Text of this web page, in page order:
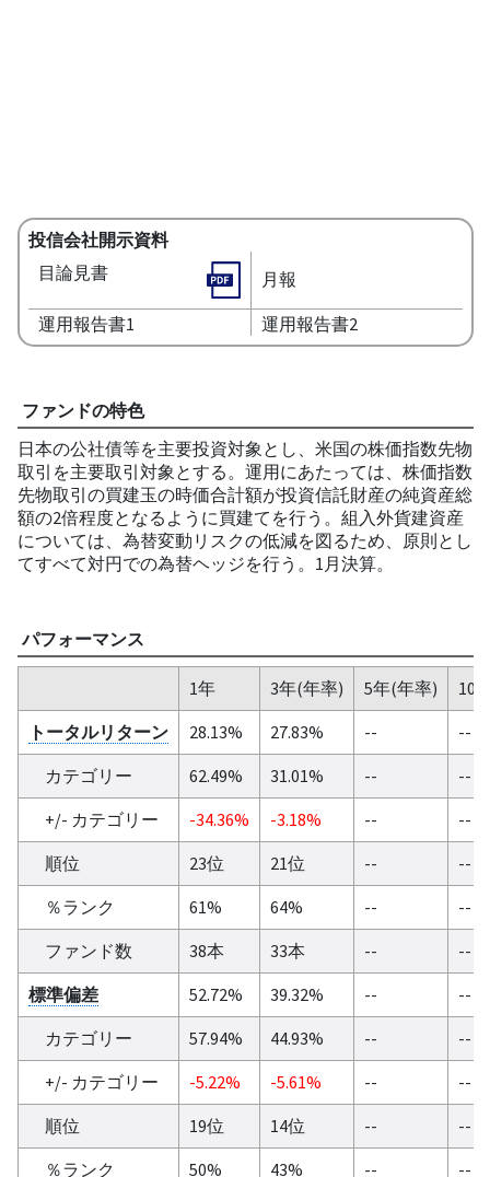
投信会社開示資料
目論見書
月報
運用報告書1 運用報告書2
ファンドの特色
日本の公社債等を主要投資対象とし、米国の株価指数先物
取引を主要取引対象とする。運用にあたっては、株価指数
先物取引の買建玉の時価合計額が投資信託財産の純資産総
額の2倍程度となるように買建てを行う。組入外貨建資産
については、為替変動リスクの低減を図るため、原則とし
てすべて対円での為替ヘッジを行う。1月決算。
パフォーマンス
1年 3年(年率) 5年(年率)
10
トータルリターン
28.13% 27.83% --
--
カテゴリー
62.49% 31.01% --
--
+/- カテゴリー
-34.36% -3.18% --
--
順位
23位 21位 --
--
％ランク
61% 64% --
--
ファンド数
38本 33本 --
--
標準偏差
52.72% 39.32% --
--
カテゴリー
57.94% 44.93% --
--
+/- カテゴリー
-5.22% -5.61% --
--
順位
19位 14位 --
--
％ランク
50% 43% -- --